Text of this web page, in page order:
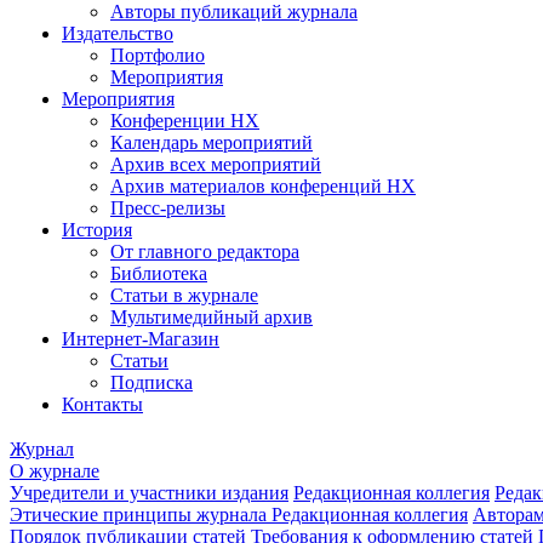
Авторы публикаций журнала
Издательство
Портфолио
Мероприятия
Мероприятия
Конференции НХ
Календарь мероприятий
Архив всех мероприятий
Архив материалов конференций НХ
Пресс-релизы
История
От главного редактора
Библиотека
Статьи в журнале
Мультимедийный архив
Интернет-Магазин
Статьи
Подписка
Контакты
Журнал
О журнале
Учредители и участники издания Редакционная коллегия
Этические принципы журнала Редакционная коллегия
Порядок публикации статей Требования к оформлению статей